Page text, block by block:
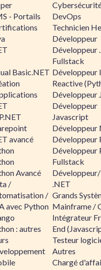
- Portails
Basic.NET
avancé
Avancé
/
/
avec Python
: autres
DevOps
Technicien
Développeur
Développeur
Fullstack
Développeur
Reactive
Développeur
Développeur
Javascript
Développeur
Développeur
Développeur
Fullstack
.NET
Grands
Mainframe /
Intégrateur
End
Testeur
Autres
Chargé